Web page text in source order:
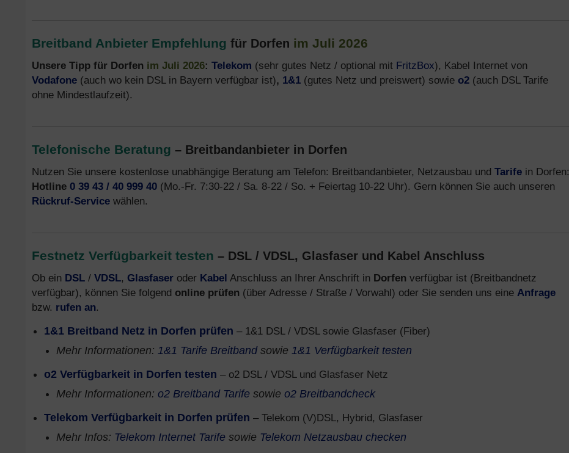
Breitband Anbieter Empfehlung für Dorfen im Juli 2026
Unsere Tipp für Dorfen im Juli 2026: Telekom (sehr gutes Netz / optional mit FritzBox), Kabel Internet von
Vodafone (auch wo kein DSL in Bayern verfügbar ist), 1&1 (gutes Netz und preiswert) sowie o2 (auch DSL Tarife
ohne Mindestlaufzeit).
Telefonische Beratung – Breitbandanbieter in Dorfen
Nutzen Sie unsere kostenlose unabhängige Beratung am Telefon: Breitbandanbieter, Netzausbau und Tarife in Dorfen:
Hotline 0 39 43 / 40 999 40 (Mo.-Fr. 7:30-22 / Sa. 8-22 / So. + Feiertag 10-22 Uhr). Gern können Sie auch unseren
Rückruf-Service wählen.
Festnetz Verfügbarkeit testen – DSL / VDSL, Glasfaser und Kabel Anschluss
Ob ein DSL / VDSL, Glasfaser oder Kabel Anschluss an Ihrer Anschrift in Dorfen verfügbar ist (Breitbandnetz
verfügbar), können Sie folgend online prüfen (über Adresse / Straße / Vorwahl) oder Sie senden uns eine Anfrage
bzw. rufen an.
1&1 Breitband Netz in Dorfen prüfen – 1&1 DSL / VDSL sowie Glasfaser (Fiber)
Mehr Informationen: 1&1 Tarife Breitbandsowie 1&1 Verfügbarkeit testen
o2 Verfügbarkeit in Dorfen testen – o2 DSL / VDSL und Glasfaser Netz
Mehr Informationen: o2 Breitband Tarife sowie o2 Breitbandcheck
Telekom Verfügbarkeit in Dorfen prüfen – Telekom (V)DSL, Hybrid, Glasfaser
Mehr Infos: Telekom Internet Tarife sowie Telekom Netzausbau checken